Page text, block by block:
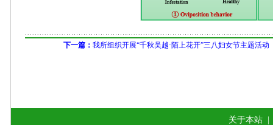
下一篇： 我所组织开展“千秋吴越·陌上花开”三八妇女节主题活动
关于本站